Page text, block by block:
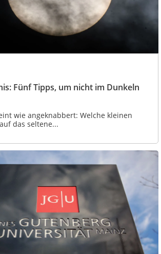
Fünf Tipps, um nicht im Dunkeln
wie angeknabbert: Welche kleinen
das seltene...